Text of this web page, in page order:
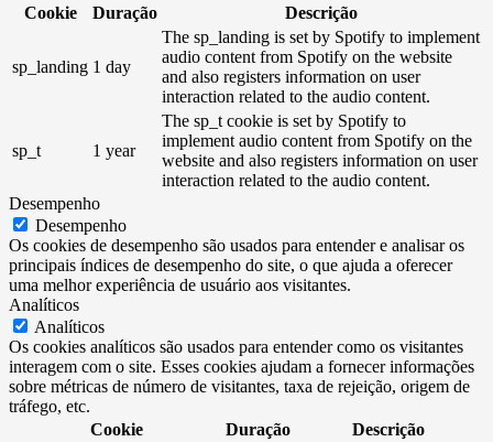
Cookie
Duração Descrição
sp_landing 1 day
The sp_landing is set by Spotify to implement
audio content from Spotify on the website
and also registers information on user
interaction related to the audio content.
sp_t 1 year
The sp_t cookie is set by Spotify to
implement audio content from Spotify on the
website and also registers information on user
interaction related to the audio content.
Desempenho
Desempenho
Os cookies de desempenho são usados ​​para entender e analisar os
principais índices de desempenho do site, o que ajuda a oferecer
uma melhor experiência de usuário aos visitantes.
Analíticos
Analíticos
Os cookies analíticos são usados ​​para entender como os visitantes
interagem com o site. Esses cookies ajudam a fornecer informações
sobre métricas de número de visitantes, taxa de rejeição, origem de
tráfego, etc.
Cookie
Duração Descrição